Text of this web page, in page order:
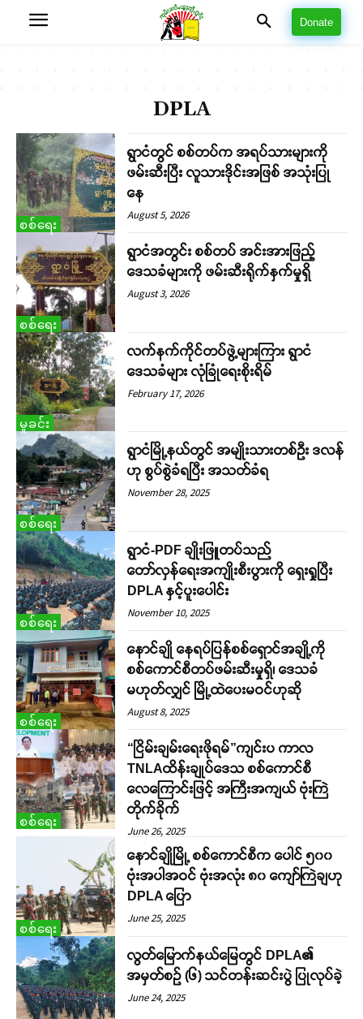
Donate
DPLA
စစ်ရေး
ရွာငံတွင် စစ်တပ်က အရပ်သားများကို
ဖမ်းဆီးပြီး လူသားဒိုင်းအဖြစ် အသုံးပြု
နေ
August 5, 2026
စစ်ရေး
ရွာငံအတွင်း စစ်တပ် အင်းအားဖြည့်
ဒေသခံများကို ဖမ်းဆီးရိုက်နှက်မှုရှိ
August 3, 2026
မှုခင်း
လက်နက်ကိုင်တပ်ဖွဲ့များကြား ရွာငံ
ဒေသခံများ လုံခြုံရေးစိုးရိမ်
February 17, 2026
စစ်ရေး
ရွာငံမြို့နယ်တွင် အမျိုးသားတစ်ဉီး ဒလန်
ဟု စွပ်စွဲခံရပြီး အသတ်ခံရ
November 28, 2025
စစ်ရေး
ရွာငံ-PDF ချိုးဖြူတပ်သည်
တော်လှန်ရေးအကျိုးစီးပွားကို ရှေးရှုပြီး
DPLA နှင့်ပူးပေါင်း
November 10, 2025
စစ်ရေး
နောင်ချို နေရပ်ပြန်စစ်ရှောင်အချို့ကို
စစ်ကောင်စီတပ်ဖမ်းဆီးမှုရှိ၊ ဒေသခံ
မဟုတ်လျှင် မြို့ထဲပေးမဝင်ဟုဆို
August 8, 2025
စစ်ရေး
“ငြိမ်းချမ်းရေးဖိုရမ်”ကျင်းပ ကာလ
TNLAထိန်းချုပ်ဒေသ စစ်ကောင်စီ
လေကြောင်းဖြင့် အကြီးအကျယ် ဗုံးကြဲ
တိုက်ခိုက်
June 26, 2025
စစ်ရေး
နောင်ချိုမြို့ စစ်ကောင်စီက ပေါင် ၅၀၀
ဗုံးအပါအဝင် ဗုံးအလုံး ၈၀ ကျော်ကြဲချဟု
DPLA ပြော
June 25, 2025
လွတ်မြောက်နယ်မြေတွင် DPLA၏
အမှတ်စဉ် (၆) သင်တန်းဆင်းပွဲ ပြုလုပ်ခဲ့
June 24, 2025